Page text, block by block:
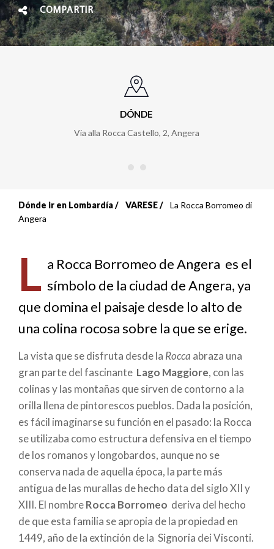
COMPARTIR
DÓNDE
Via alla Rocca Castello, 2, Angera
Sobrescribir
ayuda
a
la
navegación
Dónde ir en Lombardía VARESE
La Rocca Borromeo di
Angera
L a Rocca Borromeo de Angera es el
símbolo de la ciudad de Angera, ya
que domina el paisaje desde lo alto de
una colina rocosa sobre la que se erige.
La vista que se disfruta desde la Rocca abraza una
gran parte del fascinante Lago Maggiore, con las
colinas y las montañas que sirven de contorno a la
orilla llena de pintorescos pueblos. Dada la posición,
es fácil imaginarse su función en el pasado: la Rocca
se utilizaba como estructura defensiva en el tiempo
de los romanos y longobardos, aunque no se
conserva nada de aquella época, la parte más
antigua de las murallas de hecho data del siglo XII y
XIII. El nombreRocca Borromeo deriva del hecho
de que esta familia se apropia de la propiedad en
1449, año de la extinción de la Signoria dei Visconti.